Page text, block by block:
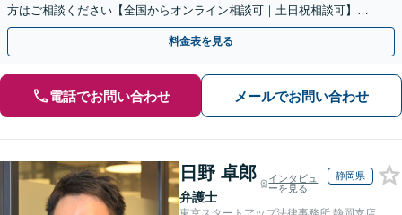
方はご相談ください【全国からオンライン相談可｜土日祝相談可】
【サブスクプランあり／セカンドオピニオン可】
料金表を見る
電話でお問い合わせ メールでお問い合わせ
日野 卓郎
弁護士
インタビュ
ーを見る
静岡県